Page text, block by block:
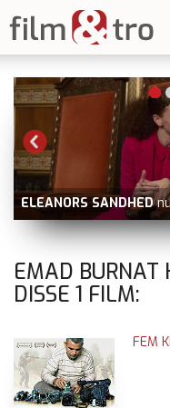
ELEANORS SANDHED
EMAD BURNAT
DISSE 1 FILM:
FEM